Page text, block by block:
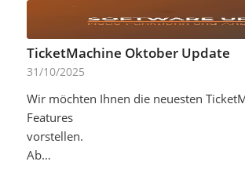
TicketMachine Oktober Update
31/10/2025
Wir möchten Ihnen die neuesten
Features
vorstellen.‌
Ab…